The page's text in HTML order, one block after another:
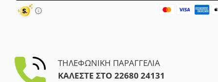
ΤΗΛΕΦΩΝΙΚΗ ΠΑΡΑΓΓΕΛΙΑ
ΚΑΛΕΣΤΕ ΣΤΟ22680 24131